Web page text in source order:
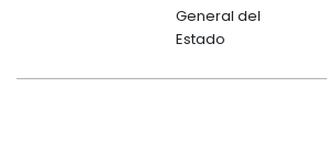
General del
Estado